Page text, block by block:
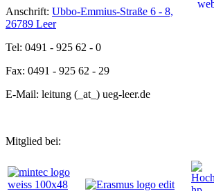
Anschrift: Ubbo-Emmius-Straße 6 - 8,
26789 Leer
Tel: 0491 - 925 62 - 0
Fax: 0491 - 925 62 - 29
E-Mail: leitung (_at_) ueg-leer.de
Mitglied bei: